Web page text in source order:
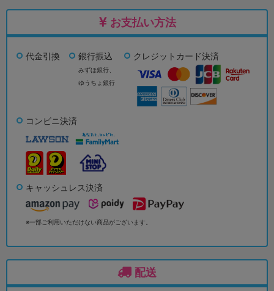
お支払い方法
代金引換 銀行振込
みずほ銀行、
ゆうちょ銀行
クレジットカード決済
コンビニ決済
キャッシュレス決済
※一部ご利用いただけない商品がございます。
配送